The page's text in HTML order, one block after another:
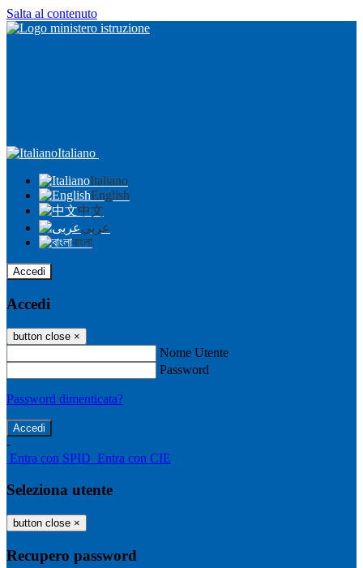
Salta al contenuto
Italiano
Italiano
English
中文
عربى
বাংলা
Accedi
Accedi
button close ×
Nome Utente
Password
Password dimenticata?
-
Entra con SPID Entra con CIE
Seleziona utente
button close ×
Recupero password